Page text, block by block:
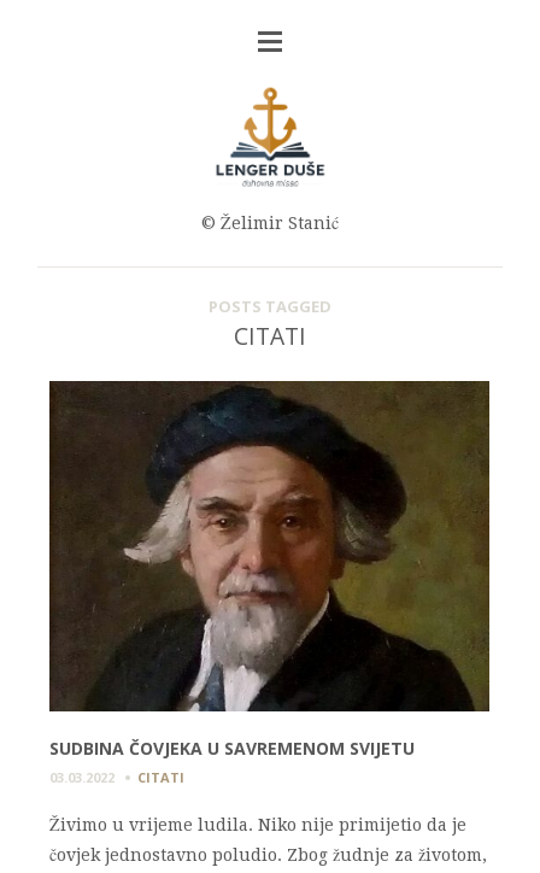
© Želimir Stanić
POSTS TAGGED
CITATI
SUDBINA ČOVJEKA U SAVREMENOM SVIJETU
03.03.2022 CITATI
Živimo u vrijeme ludila. Niko nije primijetio da je
čovjek jednostavno poludio. Zbog žudnje za životom,